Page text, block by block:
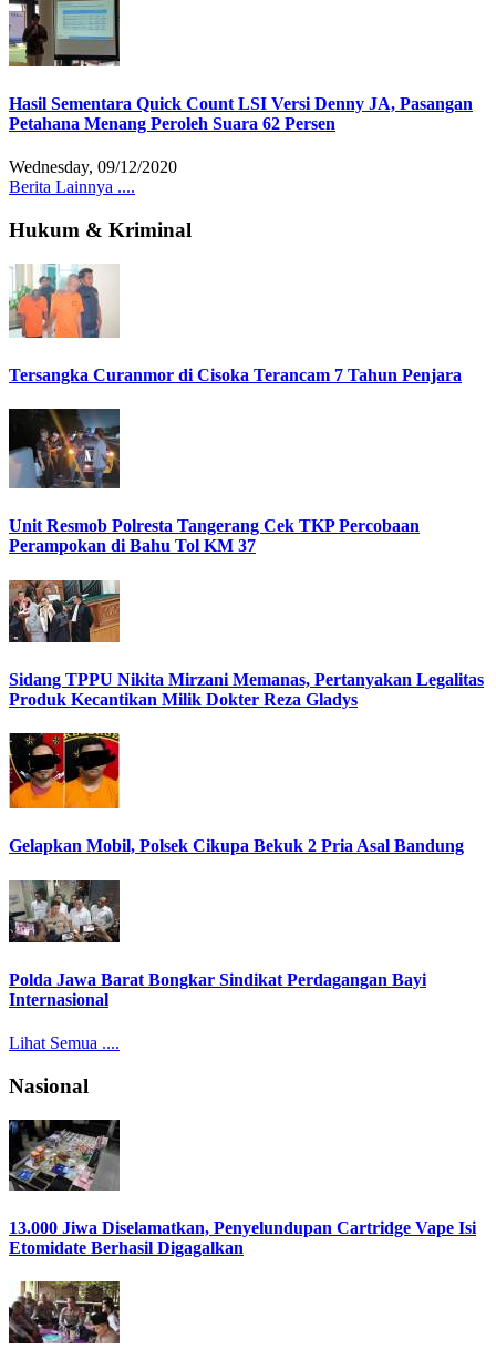
Hasil Sementara Quick Count LSI Versi Denny JA, Pasangan
Petahana Menang Peroleh Suara 62 Persen
Wednesday, 09/12/2020
Berita Lainnya ....
Hukum & Kriminal
Tersangka Curanmor di Cisoka Terancam 7 Tahun Penjara
Unit Resmob Polresta Tangerang Cek TKP Percobaan
Perampokan di Bahu Tol KM 37
Sidang TPPU Nikita Mirzani Memanas, Pertanyakan Legalitas
Produk Kecantikan Milik Dokter Reza Gladys
Gelapkan Mobil, Polsek Cikupa Bekuk 2 Pria Asal Bandung
Polda Jawa Barat Bongkar Sindikat Perdagangan Bayi
Internasional
Lihat Semua ....
Nasional
13.000 Jiwa Diselamatkan, Penyelundupan Cartridge Vape Isi
Etomidate Berhasil Digagalkan